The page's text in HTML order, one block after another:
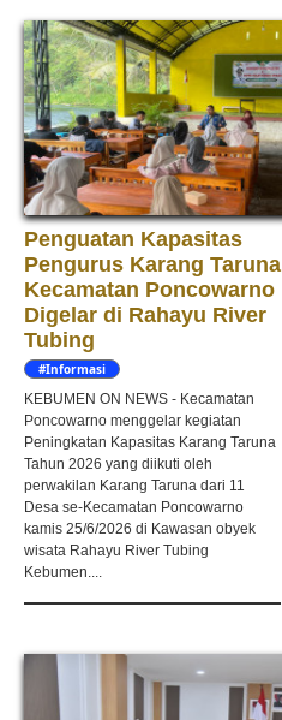
Penguatan Kapasitas
Pengurus Karang Taruna
Kecamatan Poncowarno
Digelar di Rahayu River
Tubing
#Informasi
KEBUMEN ON NEWS - Kecamatan
Poncowarno menggelar kegiatan
Peningkatan Kapasitas Karang Taruna
Tahun 2026 yang diikuti oleh
perwakilan Karang Taruna dari 11
Desa se-Kecamatan Poncowarno
kamis 25/6/2026 di Kawasan obyek
wisata Rahayu River Tubing
Kebumen....